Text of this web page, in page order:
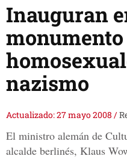
Inauguran
nazismo
Actualizado: 27 mayo 2008 /
El ministro alemán de
alcalde berlinés, Klaus